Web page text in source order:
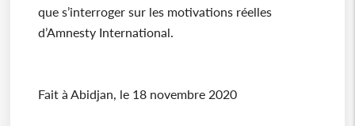
que s’interroger sur les motivations réelles
d’Amnesty International.
Fait à Abidjan, le 18 novembre 2020